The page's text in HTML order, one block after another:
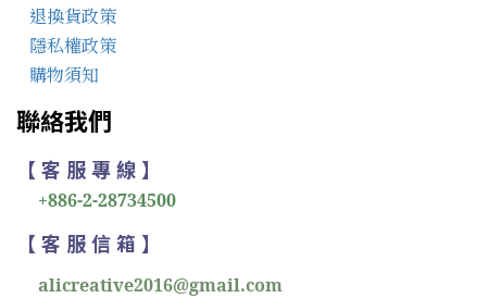
退換貨政策
隱私權政策
購物須知
聯絡我們
【 客 服 專 線 】
+886-2-28734500
【 客 服 信 箱 】
alicreative2016@gmail.com